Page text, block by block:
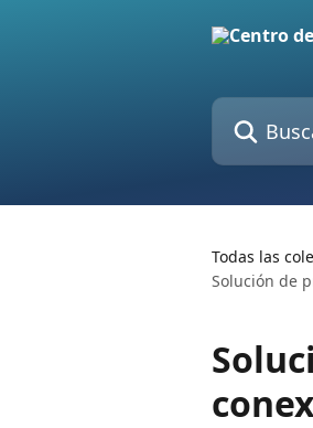
Buscar
Todas las
Solución de